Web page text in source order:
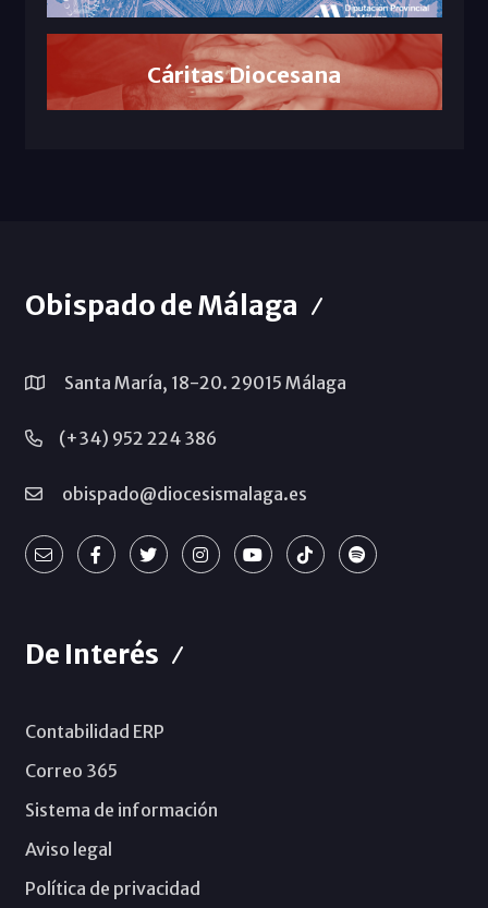
Cáritas Diocesana
Obispado de Málaga
Santa María, 18-20. 29015 Málaga
(+34) 952 224 386
obispado@diocesismalaga.es
De Interés
Contabilidad ERP
Correo 365
Sistema de información
Aviso legal
Política de privacidad